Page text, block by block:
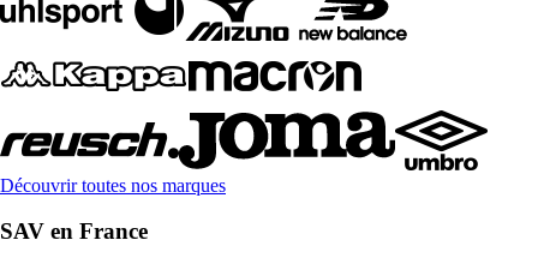
Découvrir toutes nos marques
SAV en France